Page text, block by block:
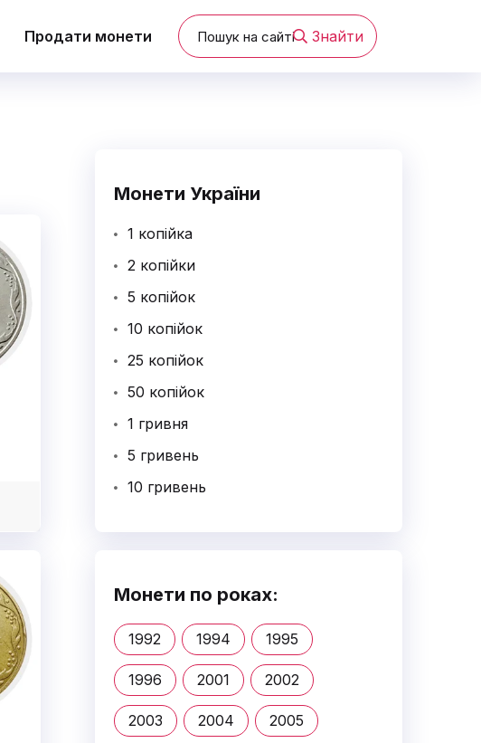
Продати монети Знайти
Монети України
1 копійка
2 копійки
5 копійок
10 копійок
25 копійок
50 копійок
1 гривня
5 гривень
10 гривень
Монети по роках:
1992 1994 1995
1996 2001 2002
2003 2004 2005